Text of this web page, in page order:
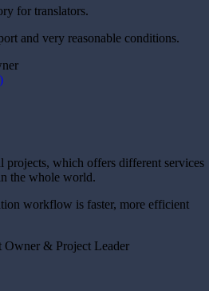
for translators.
and very reasonable conditions.
projects, which offers different services
the whole world.
workflow is faster, more efficient
& Project Leader